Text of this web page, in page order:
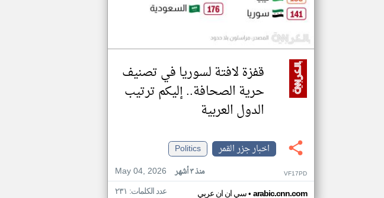
قفزة لافتة لسوريا في تصنيف
حرية الصحافة.. إليكم ترتيب
الدول العربية
اخبار جزر القمر
Politics
May 04, 2026
منذ ٣ أشهر VF17PD
سي ان ان عربي• arabic.cnn.com عدد الكلمات: ٢٣١